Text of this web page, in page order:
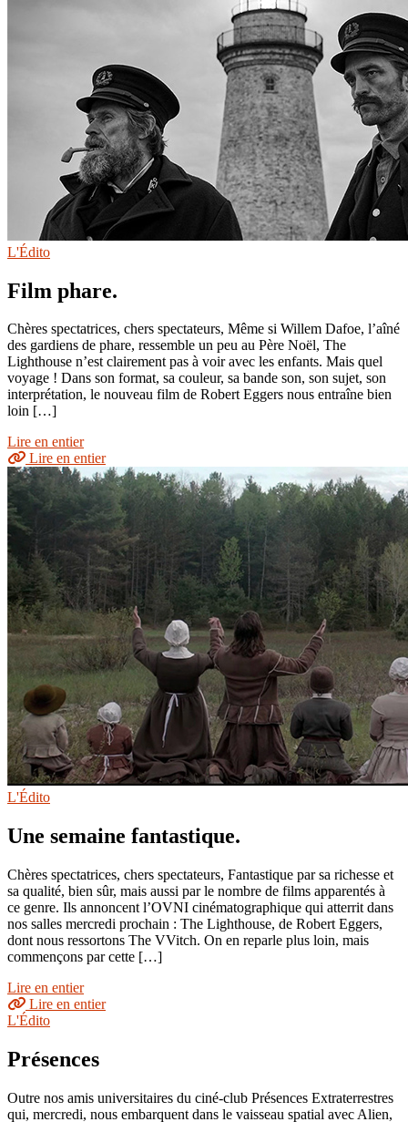
L'Édito
Film phare.
Chères spectatrices, chers spectateurs, Même si Willem Dafoe, l’aîné
des gardiens de phare, ressemble un peu au Père Noël, The
Lighthouse n’est clairement pas à voir avec les enfants. Mais quel
voyage ! Dans son format, sa couleur, sa bande son, son sujet, son
interprétation, le nouveau film de Robert Eggers nous entraîne bien
loin […]
Lire en entier
Lire en entier
L'Édito
Une semaine fantastique.
Chères spectatrices, chers spectateurs, Fantastique par sa richesse et
sa qualité, bien sûr, mais aussi par le nombre de films apparentés à
ce genre. Ils annoncent l’OVNI cinématographique qui atterrit dans
nos salles mercredi prochain : The Lighthouse, de Robert Eggers,
dont nous ressortons The VVitch. On en reparle plus loin, mais
commençons par cette […]
Lire en entier
Lire en entier
L'Édito
Présences
Outre nos amis universitaires du ciné-club Présences Extraterrestres
qui, mercredi, nous embarquent dans le vaisseau spatial avec Alien,